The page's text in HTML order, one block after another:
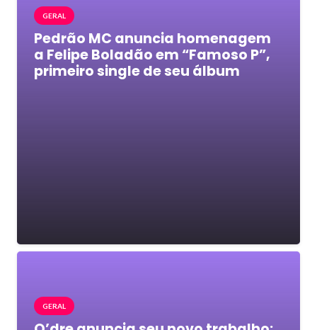
GERAL
Pedrão MC anuncia homenagem
a Felipe Boladão em “Famoso P”,
primeiro single de seu álbum
GERAL